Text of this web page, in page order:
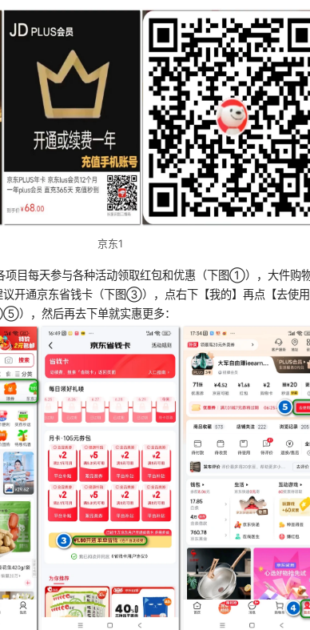
京东1
项目每天参与各种活动领取红包和优惠（下图①），大件购
开通京东省钱卡（下图③），点右下【我的】再点【去使
），然后再去下单就实惠更多：